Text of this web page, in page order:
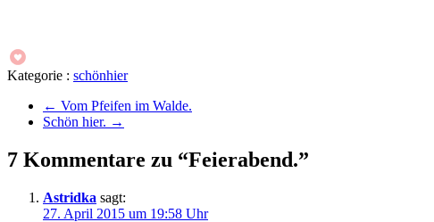
Kategorie : schönhier
← Vom Pfeifen im Walde.
Schön hier. →
7 Kommentare zu “Feierabend.”
Astridka sagt:
27. April 2015 um 19:58 Uhr